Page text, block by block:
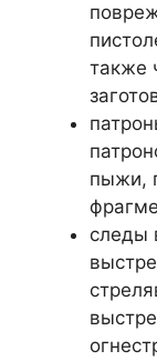
также
пыжи,
следы